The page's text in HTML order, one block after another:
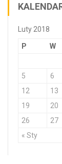
Luty 2018
P W
« Sty
5
6
12
13
19
20
26
27